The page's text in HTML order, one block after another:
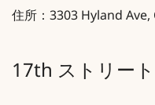
住所：3303 Hyland
17th ストリー